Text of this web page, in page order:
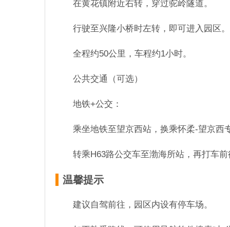
在黄花镇附近右转，穿过驼岭隧道。
行驶至兴隆小桥时左转，即可进入园区。
全程约50公里，车程约1小时。
公共交通（可选）
地铁+公交：
乘坐地铁至望京西站，换乘怀柔-望京西
转乘H63路公交车至渤海所站，再打车
温馨提示
建议自驾前往，园区内设有停车场。